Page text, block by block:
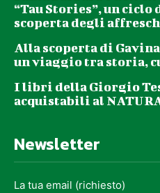
“Tau Stories”, un
scoperta degli
Alla scoperta di
un viaggio tra storia,
I libri della Giorgio
acquistabili al
Newsletter
La tua email (richiesto)